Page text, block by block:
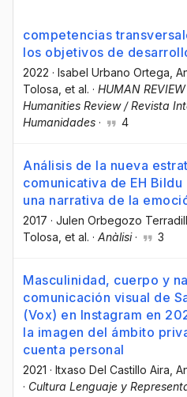
competencias
los objetivos de
2022 · Isabel Urbano Ortega ,
Tolosa , et al. · HUMAN
Humanities Review / Revista
Humanidades · 4
Análisis de la nueva
comunicativa de EH Bildu
una narrativa de la
2017 · Julen Orbegozo
Tolosa , et al. · Anàlisi· 3
Masculinidad, cuerpo y
comunicación visual de
(Vox) en Instagram en
la imagen del ámbito
cuenta personal
2021 · Itxaso Del Castillo Aira ,
· Cultura Lenguaje y